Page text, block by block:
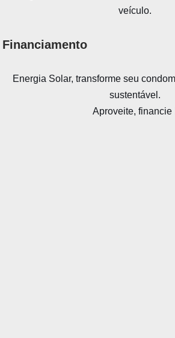
veículo.
Financiamento
Energia Solar, transforme seu
sustentável.
Aproveite, financie